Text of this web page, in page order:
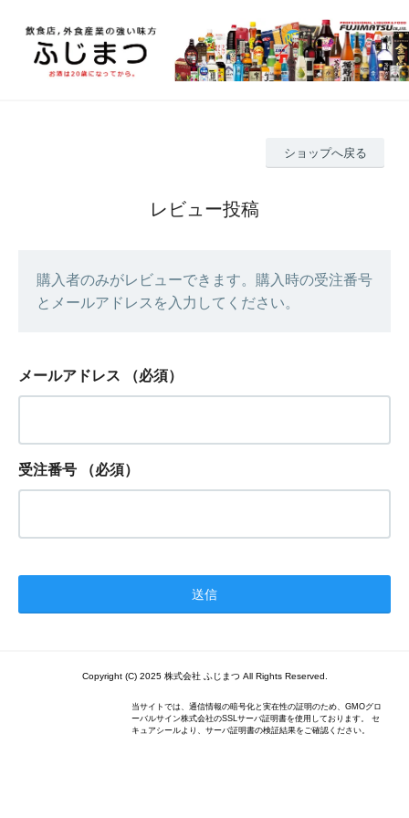
ショップへ戻る
レビュー投稿
購入者のみがレビューできます。購入時の受注番号
とメールアドレスを入力してください。
メールアドレス （必須）
受注番号 （必須）
Copyright (C) 2025 株式会社 ふじまつ All Rights Reserved.
当サイトでは、通信情報の暗号化と実在性の証明のため、GMOグロ
ーバルサイン株式会社のSSLサーバ証明書を使用しております。 セ
キュアシールより、サーバ証明書の検証結果をご確認ください。